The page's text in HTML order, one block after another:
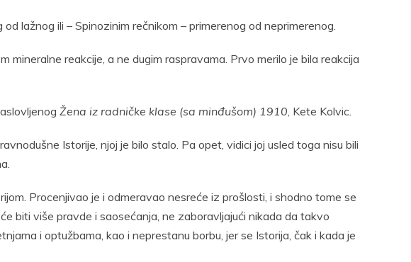
lažnog ili – Spinozinim rečnikom – primerenog od neprimerenog.
mineralne reakcije, a ne dugim raspravama. Prvo merilo je bila reakcija
Žena iz radničke klase (sa minđušom) 1910, Kete Kolvic.
Istorije, njoj je bilo stalo. Pa opet, vidici joj usled toga nisu bili
Procenjivao je i odmeravao nesreće iz prošlosti, i shodno tome se
biti više pravde i saosećanja, ne zaboravljajući nikada da takvo
i optužbama, kao i neprestanu borbu, jer se Istorija, čak i kada je